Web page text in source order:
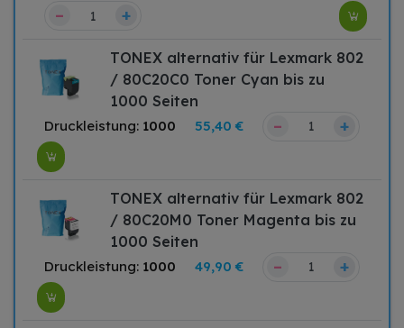
– +
TONEX alternativ für Lexmark 802
/ 80C20C0 Toner Cyan bis zu
1000 Seiten
Druckleistung: 1000 55,40 € – +
TONEX alternativ für Lexmark 802
/ 80C20M0 Toner Magenta bis zu
1000 Seiten
Druckleistung: 1000 49,90 € – +